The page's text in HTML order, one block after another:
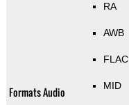
Formats Audio
RA
AWB
FLAC
MID